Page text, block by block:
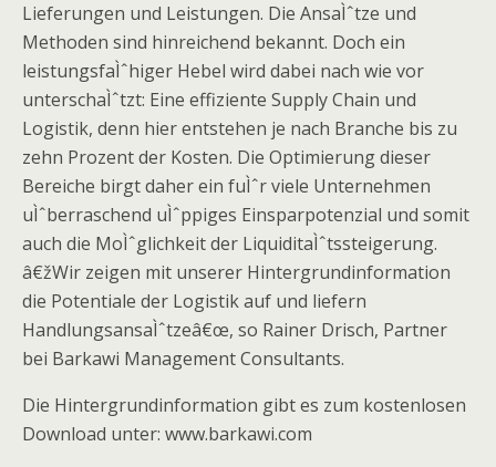
Lieferungen und Leistungen. Die AnsaÌˆtze und
Methoden sind hinreichend bekannt. Doch ein
leistungsfaÌˆhiger Hebel wird dabei nach wie vor
unterschaÌˆtzt: Eine effiziente Supply Chain und
Logistik, denn hier entstehen je nach Branche bis zu
zehn Prozent der Kosten. Die Optimierung dieser
Bereiche birgt daher ein fuÌˆr viele Unternehmen
uÌˆberraschend uÌˆppiges Einsparpotenzial und somit
auch die MoÌˆglichkeit der LiquiditaÌˆtssteigerung.
â€žWir zeigen mit unserer Hintergrundinformation
die Potentiale der Logistik auf und liefern
HandlungsansaÌˆtzeâ€œ, so Rainer Drisch, Partner
bei Barkawi Management Consultants.
Die Hintergrundinformation gibt es zum kostenlosen
Download unter: www.barkawi.com